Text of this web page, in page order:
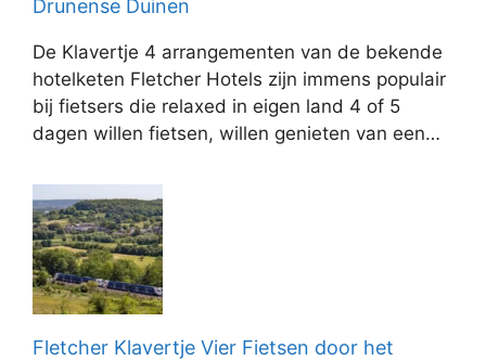
Drunense Duinen
De Klavertje 4 arrangementen van de bekende
hotelketen Fletcher Hotels zijn immens populair
bij fietsers die relaxed in eigen land 4 of 5
dagen willen fietsen, willen genieten van een…
Fletcher Klavertje Vier Fietsen door het